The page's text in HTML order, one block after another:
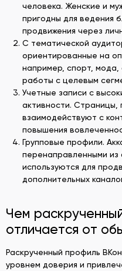
человека. Женские и
пригодны для ведения
продвижения через
С тематической
ориентированные на
например, спорт, мода,
работы с целевым
Учетные записи с
активности. Страницы,
взаимодействуют с
повышения
Групповые профили.
перенаправленными из
используются для
дополнительных
Чем
отличается от
Раскрученный профиль
уровнем доверия и